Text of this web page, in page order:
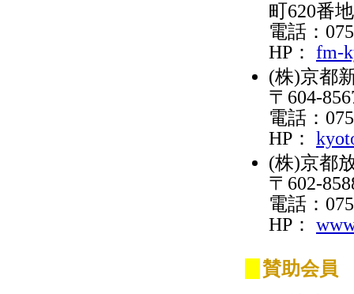
町620番
電話：
HP： fm-
(株)京都
〒604-
電話：
HP：
(株)京都
〒602-
電話：
HP：
賛助会員